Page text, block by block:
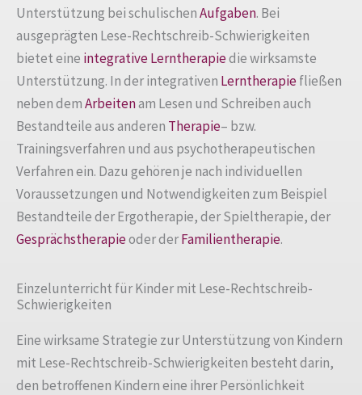
Unterstützung bei schulischenAufgaben. Bei
ausgeprägten Lese-Rechtschreib-Schwierigkeiten
bietet eine integrative Lerntherapiedie wirksamste
Unterstützung. In der integrativen Lerntherapiefließen
neben demArbeitenam Lesen und Schreiben auch
Bestandteile aus anderen Therapie– bzw.
Trainingsverfahren und aus psychotherapeutischen
Verfahren ein. Dazu gehören je nach individuellen
Voraussetzungen und Notwendigkeiten zum Beispiel
Bestandteile der Ergotherapie, der Spieltherapie, der
Gesprächstherapieoder derFamilientherapie.
Einzelunterricht für Kinder mit Lese-Rechtschreib-
Schwierigkeiten
Eine wirksame Strategie zur Unterstützung von Kindern
mit Lese-Rechtschreib-Schwierigkeiten besteht darin,
den betroffenen Kindern eine ihrer Persönlichkeit